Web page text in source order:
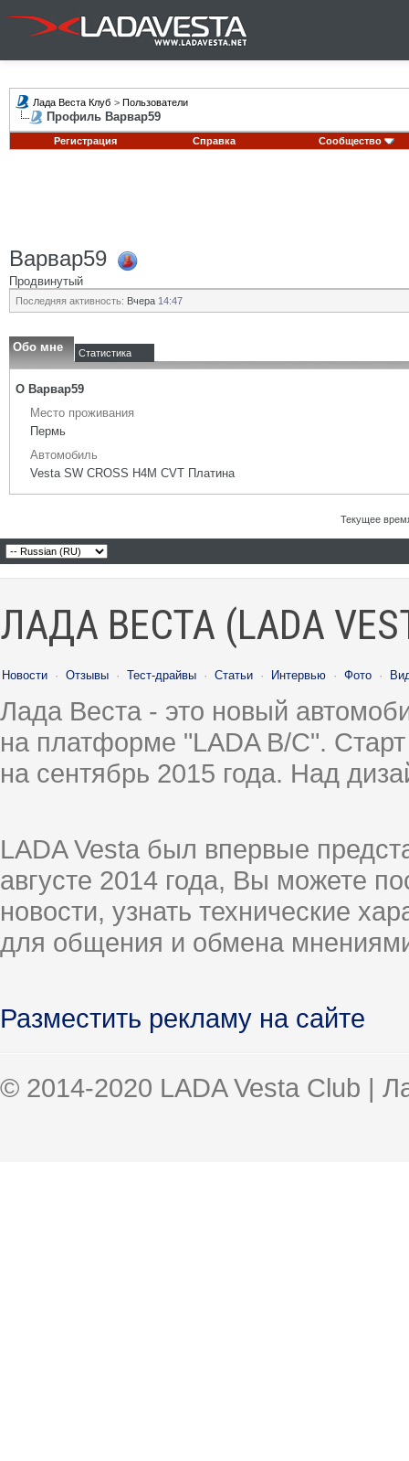
Лада Веста Клуб > Пользователи
Профиль Варвар59
Регистрация Справка Сообщество
Варвар59
Продвинутый
Последняя активность: Вчера 14:47
Обо мне Статистика
О Варвар59
Место проживания
Пермь
Автомобиль
Vesta SW CROSS H4M CVT Платина
Текущее
ЛАДА ВЕСТА (LADA
Новости · Отзывы · Тест-драйвы · Статьи · Интервью · Фото ·
Лада Веста - это новый
на платформе "LADA B/C".
на сентябрь 2015 года. Над
LADA Vesta был впервые
августе 2014 года, Вы можете
новости, узнать технические
для общения и обмена
Разместить рекламу на сайте
© 2014-2020 LADA Vesta Club |